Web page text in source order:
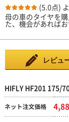
(5.0点)
母の車のタイヤを
た、機会があれば
レビュ
HIFLY HF201 175/
ネット注文価格